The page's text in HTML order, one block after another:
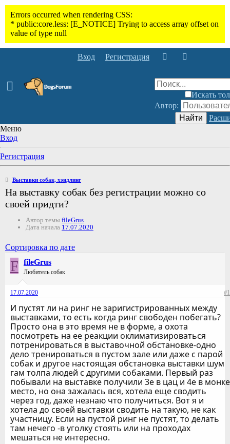
Вход Регистрация
Искать
Автор:
Найти
Меню
Вход
Регистрация
Выставки собак, хэндлинг
На выставку собак без регистрации можно со
своей придти?
Автор темы fileGrus
Дата начала 17.07.2020
Сортировка по дате
F fileGrus
Любитель собак
17.07.2020 #1
И пустят ли на ринг не заригистрированных между
выставками, то есть когда ринг свободен побегать?
Просто она в это время не в форме, а охота
посмотреть на ее реакции оклиматизироваться
потренироваться в выставочной обстановке-одно
дело тренироваться в пустом зале или даже с парой
собак и другое настоящая обстановка выставки шум
гам толпа людей с другими собаками. Первый раз
побывали на выставке получили 3е в цац и 4е в монке
место, но она зажалась вся, хотела еще сводить
через год, даже незнаю что получиться. Вот я и
хотела до своей выставки сводить на такую, не как
участницу. Если на пустой ринг не пустят, то делать
там нечего -в уголку стоять или на проходах
мешаться не интересно.